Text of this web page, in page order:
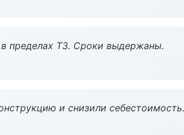
пределах ТЗ. Сроки выдержаны.
и снизили себестоимость.